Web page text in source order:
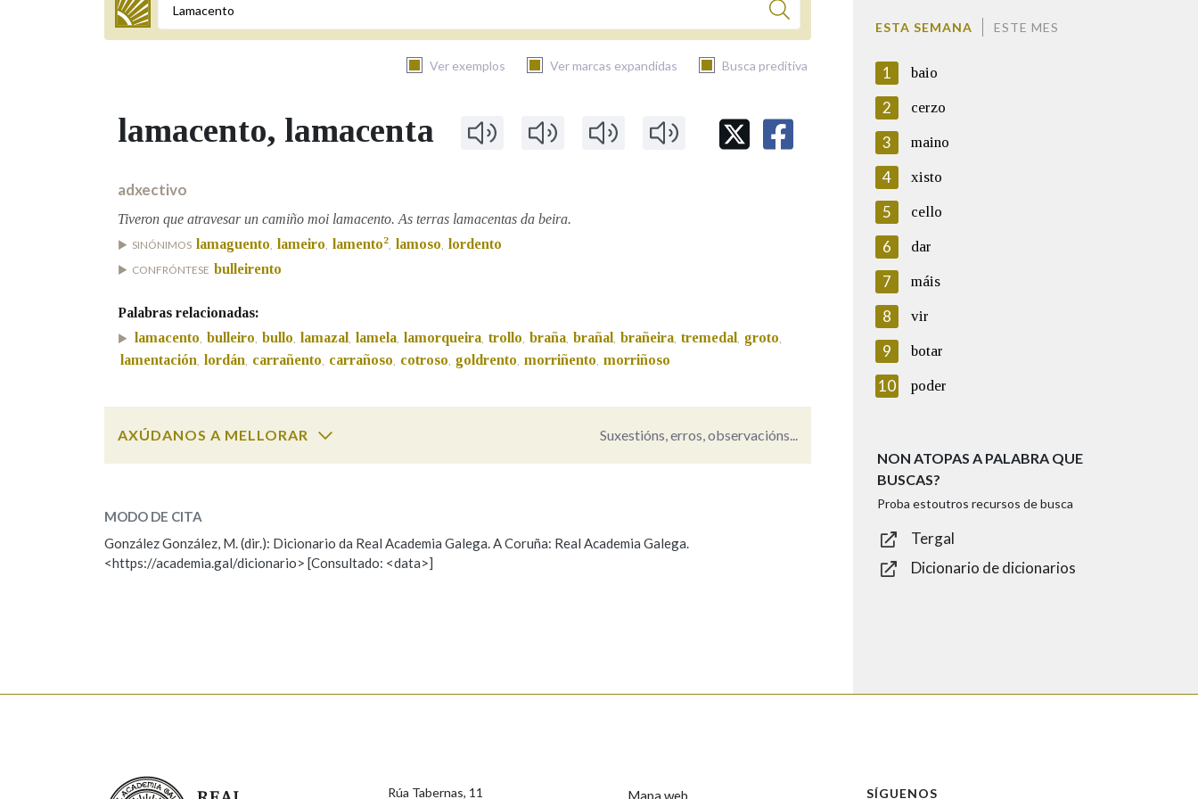
Termo a buscar
Ver exemplos Ver marcas expandidas Busca preditiva
BUSCAR NOS LEMAS
Remata por
Contén
BUSCAR NO CONTIDO
Nos exemplos
Marcas gramaticais
lamacento, lamacenta
adxectivo
Tiveron que atravesar un camiño moi lamacento. As terras lamacentas da beira.
SINÓNIMOS lamaguento, lameiro, lamento2, lamoso, lordento
CONFRÓNTESE bulleirento
Palabras relacionadas:
lamacento, bulleiro, bullo, lamazal , lamela, lamorqueira, trollo, braña, brañal , brañeira, tremedal , groto,
lamentación, lordán, carrañento, carrañoso, cotroso, goldrento, morriñento, morriñoso
AXÚDANOS A MELLORAR Suxestións, erros, observacións...
ESCOLLE UNHA OPCIÓN:
Observación Hai un erro na palabra Propoño mellorar a definición
MODO DE CITA
González González, M. (dir.): Dicionario da Real Academia Galega. A Coruña: Real Academia Galega.
<https://academia.gal/dicionario> [Consultado: <data>]
ESTA SEMANA ESTE MES
1 baio
2 cerzo
3 maino
4 xisto
5 cello
6 dar
7 máis
8 vir
9 botar
10 poder
NON ATOPAS A PALABRA QUE
BUSCAS?
Proba estoutros recursos de busca
Tergal
Dicionario de dicionarios
Real Academia Galega
Rúa Tabernas, 11 Mapa web SÍGUENOS